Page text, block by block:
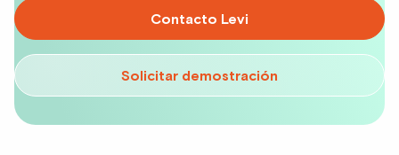
Contacto Levi
Solicitar demostración